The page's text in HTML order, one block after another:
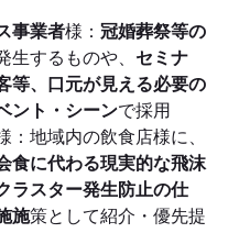
事業者様： 冠婚葬祭等の
生するものや、 セミナ
等、口元が見える必要の
ント・シーンで採用
：地域内の飲食店様に、
食に代わる現実的な飛沫
ラスター発生防止の仕
施策として紹介・優先提